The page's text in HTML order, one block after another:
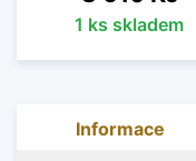
1 ks skladem
Informace